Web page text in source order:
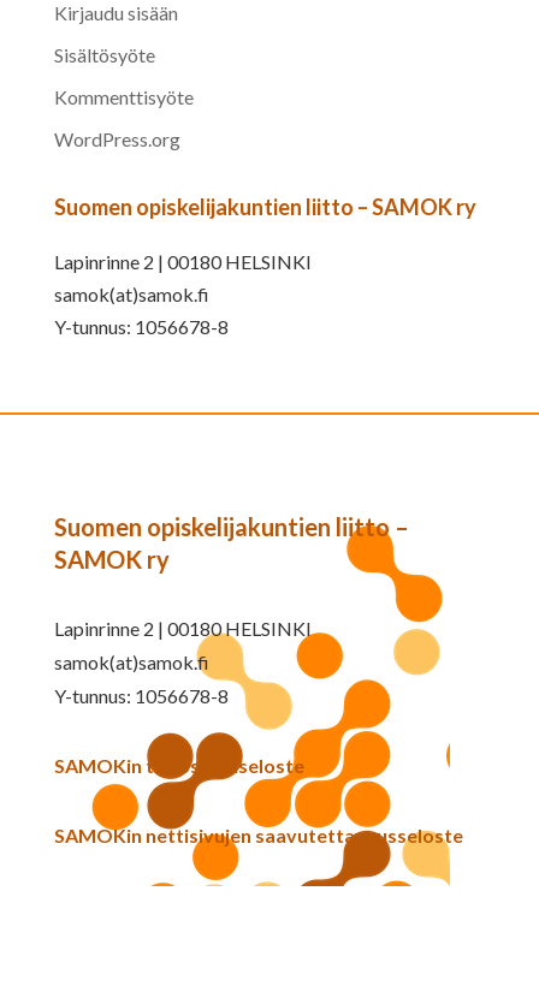
Kirjaudu sisään
Sisältösyöte
Kommenttisyöte
WordPress.org
Suomen opiskelijakuntien liitto – SAMOK ry
Lapinrinne 2 | 00180 HELSINKI
samok(at)samok.fi
Y-tunnus: 1056678-8
Suomen opiskelijakuntien liitto –
SAMOK ry
Lapinrinne 2 | 00180 HELSINKI
samok(at)samok.fi
Y-tunnus: 1056678-8
SAMOKin tietosuojaseloste
SAMOKin nettisivujen saavutettavuusseloste